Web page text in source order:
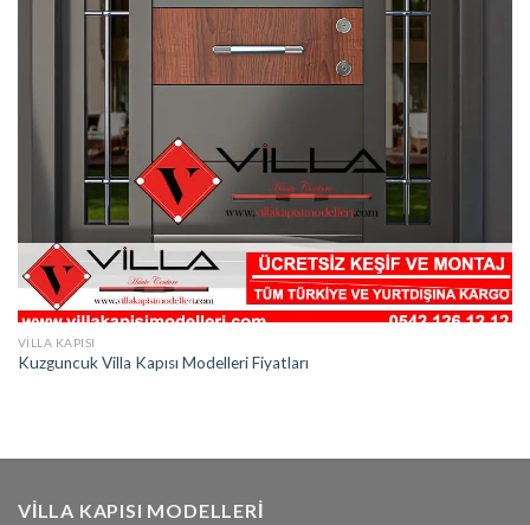
VILLA KAPISI
Kuzguncuk Villa Kapısı Modelleri Fiyatları
VILLA KAPISI MODELLERI